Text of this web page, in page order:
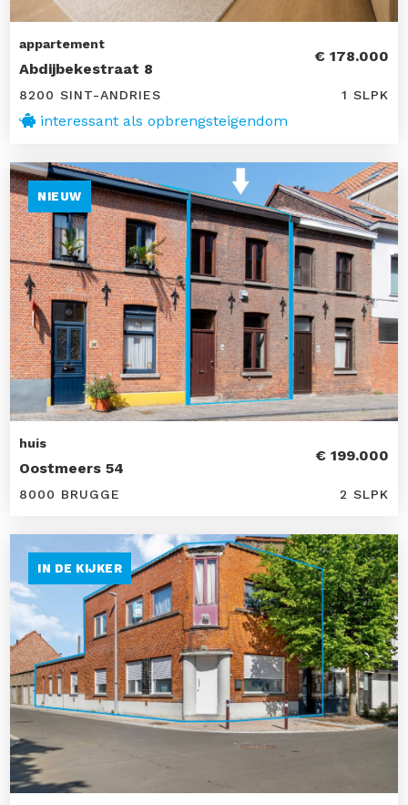
appartement
Abdijbekestraat 8
€ 178.000
8200 SINT-ANDRIES 1 SLPK
interessant als opbrengsteigendom
NIEUW
huis
Oostmeers 54
€ 199.000
8000 BRUGGE 2 SLPK
IN DE KIJKER